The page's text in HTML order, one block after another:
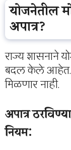
योजनेतील
अपात्र?
राज्य शासनाने
बदल केले आहेत.
मिळणार नाही.
अपात्र
नियम: